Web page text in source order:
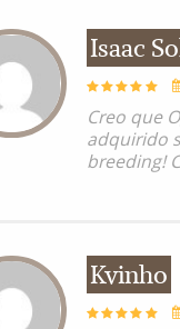
Isaac
Creo que
adquirido
breeding!
Kvinho